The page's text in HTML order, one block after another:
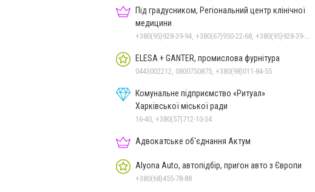
Під градусником, Регіональний центр клінічної
медицини
ELESA + GANTER, промислова фурнітура
0443002212, 0800750875, +380(98)011-84-55
Комунальне підприємство «Ритуал»
Харківської міської ради
16-40, +380(57)712-10-34
Адвокатське об'єднання Актум
Alyona Auto, автопідбір, пригон авто з Європи
+380(68)455-78-88